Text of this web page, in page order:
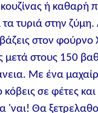
ή καθαρή
τα τυριά στην
στον
στους 150
Με ένα
σε φέτες
'ναι! Θα